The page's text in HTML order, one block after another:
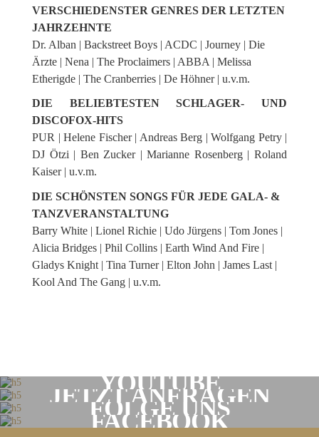
VERSCHIEDENSTER GENRES DER LETZTEN
JAHRZEHNTE
Dr. Alban | Backstreet Boys | ACDC | Journey | Die
Ärzte | Nena | The Proclaimers | ABBA | Melissa
Etherigde | The Cranberries | De Höhner | u.v.m.
DIE BELIEBTESTEN SCHLAGER- UND
DISCOFOX-HITS
PUR | Helene Fischer | Andreas Berg | Wolfgang Petry |
DJ Ötzi | Ben Zucker | Marianne Rosenberg | Roland
Kaiser | u.v.m.
DIE SCHÖNSTEN SONGS FÜR JEDE GALA- &
TANZVERANSTALTUNG
Barry White | Lionel Richie | Udo Jürgens | Tom Jones |
Alicia Bridges | Phil Collins | Earth Wind And Fire |
Gladys Knight | Tina Turner | Elton John | James Last |
Kool And The Gang | u.v.m.
YOUTUBE
JETZT ANFRAGEN
FOLGE UNS
FACEBOOK